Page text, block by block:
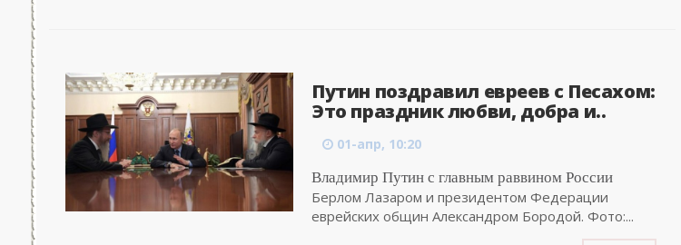
Путин поздравил евреев с Песахом:
Это праздник любви, добра и..
01-апр, 10:20
Владимир Путин с главным раввином России
Берлом Лазаром и президентом Федерации
еврейских общин Александром Бородой. Фото:...